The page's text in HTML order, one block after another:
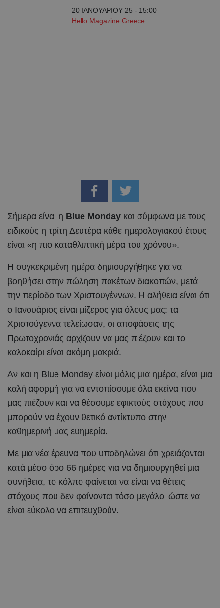
20 ΙΑΝΟΥΑΡΙΟΥ 25 - 15:00
Hello Magazine Greece
Σήμερα είναι η Blue Monday και σύμφωνα με τους
ειδικούς η τρίτη Δευτέρα κάθε ημερολογιακού έτους
είναι «η πιο καταθλιπτική μέρα του χρόνου».
Η συγκεκριμένη ημέρα δημιουργήθηκε για να
βοηθήσει στην πώληση πακέτων διακοπών, μετά
την περίοδο των Χριστουγέννων. Η αλήθεια είναι ότι
ο Ιανουάριος είναι μίζερος για όλους μας: τα
Χριστούγεννα τελείωσαν, οι αποφάσεις της
Πρωτοχρονιάς αρχίζουν να μας πιέζουν και το
καλοκαίρι είναι ακόμη μακριά.
Αν και η Blue Monday είναι μόλις μια ημέρα, είναι μια
καλή αφορμή για να εντοπίσουμε όλα εκείνα που
μας πιέζουν και να θέσουμε εφικτούς στόχους που
μπορούν να έχουν θετικό αντίκτυπο στην
καθημερινή μας ευημερία.
Με μια νέα έρευνα που υποδηλώνει ότι χρειάζονται
κατά μέσο όρο 66 ημέρες για να δημιουργηθεί μια
συνήθεια, το κόλπο φαίνεται να είναι να θέτεις
στόχους που δεν φαίνονται τόσο μεγάλοι ώστε να
είναι εύκολο να επιτευχθούν.